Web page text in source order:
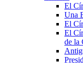
El
Una
El
El
de la